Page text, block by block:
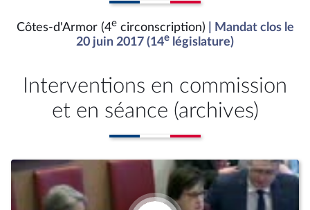
Côtes-d'Armor (4ecirconscription)
| Mandat clos le
20 juin 2017 (14e législature)
Interventions en commission
et en séance (archives)